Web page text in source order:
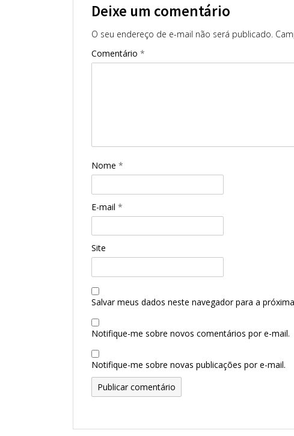
Deixe um comentário
O seu endereço de e-mail não será publicado.
Comentário *
Nome *
E-mail *
Site
Salvar meus dados neste navegador para a
Notifique-me sobre novos comentários por e-mail.
Notifique-me sobre novas publicações por e-mail.